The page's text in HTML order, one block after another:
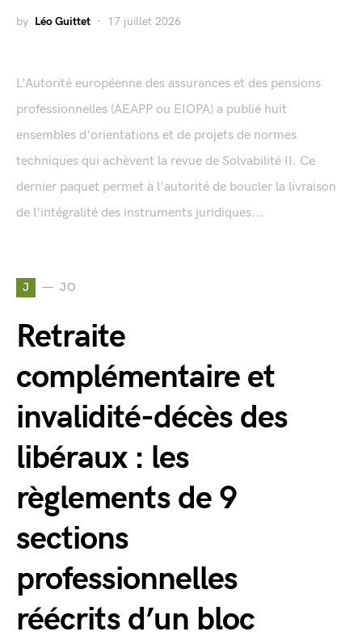
by Léo Guittet 17 juillet 2026
L'Autorité européenne des assurances et des pensions
professionnelles (AEAPP ou EIOPA) a publié huit
ensembles d'orientations et de projets de normes
techniques qui achèvent la revue de Solvabilité II. Ce
dernier paquet permet à l'autorité de boucler la livraison
de l'intégralité des instruments juridiques...
J JO
Retraite
complémentaire et
invalidité-décès des
libéraux : les
règlements de 9
sections
professionnelles
réécrits d’un bloc